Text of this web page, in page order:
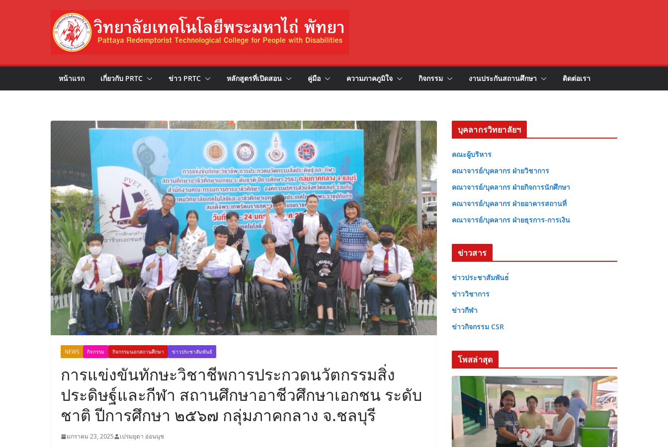
หน้าแรก เกี่ยวกับ PRTC ข่าว PRTC หลักสูตรที่เปิดสอน คู่มือ ความภาคภูมิใจ กิจกรรม งานประกันสถานศึกษา ติดต่อเรา
NEWS กิจกรรม กิจกรรมนอกสถานศึกษา ข่าวประชาสัมพันธ์
การแข่งขันทักษะวิชาชีพการประกวดนวัตกรรมสิ่ง
ประดิษฐ์และกีฬา สถานศึกษาอาชีวศึกษาเอกชน ระดับ
ชาติ ปีการศึกษา ๒๕๖๗ กลุ่มภาคกลาง จ.ชลบุรี
มกราคม 23, 2025 เปรมยุดา อ่อนนุช
บุคลากรวิทยาลัยฯ
คณะผู้บริหาร
คณาจารย์/บุคลากร ฝ่ายวิชาการ
คณาจารย์/บุคลากร ฝ่ายกิจการนักศึกษา
คณาจารย์/บุคลากร ฝ่ายอาคารสถานที่
คณาจารย์/บุคลากร ฝ่ายธุรการ-การเงิน
ข่าวสาร
ข่าวประชาสัมพันธ
ข่าววิชาการ
ข่าวกีฬา
ข่าวกิจกรรม CSR
โพสล่าสุด